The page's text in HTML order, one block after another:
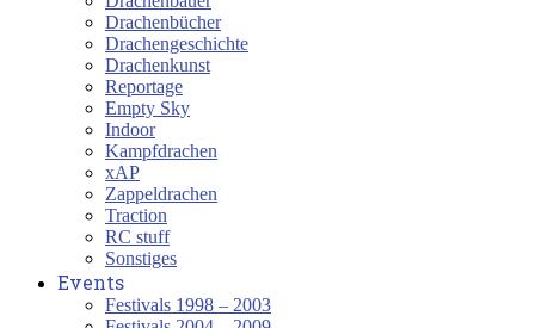
Drachenbücher
Drachengeschichte
Drachenkunst
Reportage
Empty Sky
Indoor
Kampfdrachen
xAP
Zappeldrachen
Traction
RC stuff
Sonstiges
Events
Festivals 1998 – 2003